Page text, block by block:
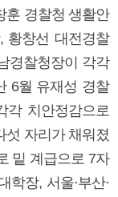
훈 경찰청 생활안
황창선 대전경찰
경찰청장이 각각
6월 유재성 경찰
각 치안정감으로
섯 자리가 채워졌
밑 계급으로 7자
학장, 서울·부산·